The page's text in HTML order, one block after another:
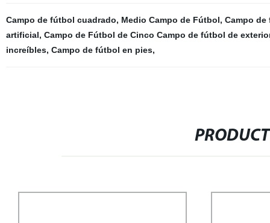
Campo de fútbol cuadrado, Medio Campo de Fútbol, Campo
artificial, Campo de Fútbol de Cinco Campo de fútbol de
increíbles, Campo de fútbol en pies,